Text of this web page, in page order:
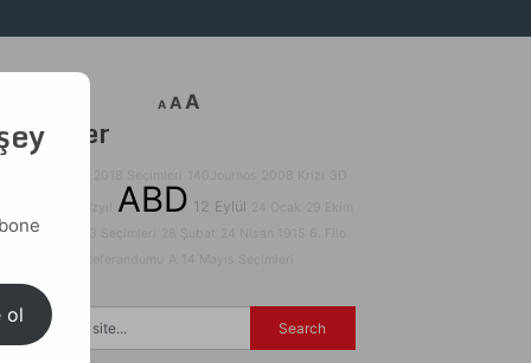
A AA
Etiketler
ABD 12 Eylül
31 Mart
ol